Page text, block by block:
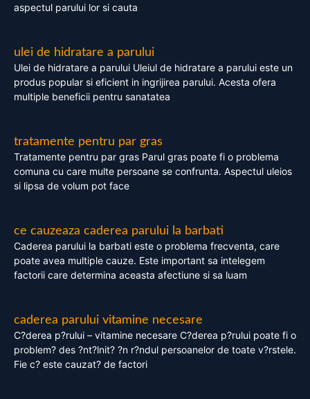
aspectul parului lor si cauta
ulei de hidratare a parului
Ulei de hidratare a parului Uleiul de hidratare a parului este un
produs popular si eficient in ingrijirea parului. Acesta ofera
multiple beneficii pentru sanatatea
tratamente pentru par gras
Tratamente pentru par gras Parul gras poate fi o problema
comuna cu care multe persoane se confrunta. Aspectul uleios
si lipsa de volum pot face
ce cauzeaza caderea parului la barbati
Caderea parului la barbati este o problema frecventa, care
poate avea multiple cauze. Este important sa intelegem
factorii care determina aceasta afectiune si sa luam
caderea parului vitamine necesare
C?derea p?rului – vitamine necesare C?derea p?rului poate fi o
problem? des ?nt?lnit? ?n r?ndul persoanelor de toate v?rstele.
Fie c? este cauzat? de factori